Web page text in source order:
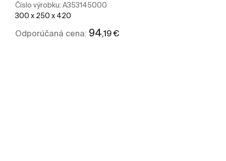
Číslo výrobku: A353145000
300 x 250 x 420
Odporúčaná cena: 94 ,19 €